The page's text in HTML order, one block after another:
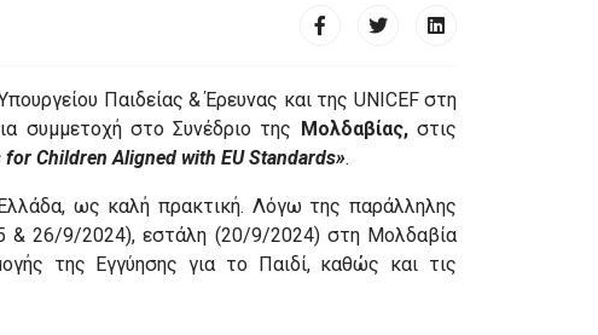
Παιδείας & Έρευνας και της UNICEF στη
συμμετοχή στο Συνέδριο της Μολδαβίας,στις
Children Aligned with EU Standards».
ως καλή πρακτική. Λόγω της παράλληλης
& 26/9/2024), εστάλη (20/9/2024) στη Μολδαβία
της Εγγύησης για το Παιδί, καθώς και τις